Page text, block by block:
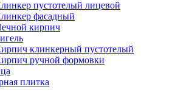
пустотелый лицевой
фасадный
кирпич
клинкерный пустотелый
ручной формовки
плитка